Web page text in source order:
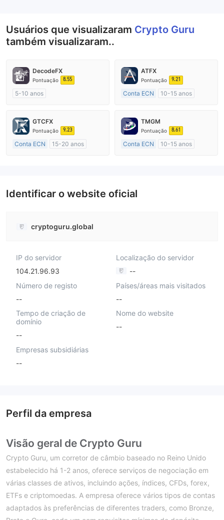
Usuários que visualizaram Crypto Guru
também visualizaram..
DecodeFX
Pontuação 8.55
5-10 anos
Market Marketing (MM)
Etiqueta principal MT4
ATFX
Pontuação 9.21
Conta ECN
10-15 anos
Market Marketing (MM)
Etiqueta principal MT4
GTCFX
Pontuação 9.23
Conta ECN
15-20 anos
TMGM
Pontuação 8.61
Conta ECN
10-15 anos
Identificar o website oficial
cryptoguru.global
IP do servidor
104.21.96.93
Localização do servidor
--
Número de registo
--
Países/áreas mais visitados
--
Tempo de criação de
domínio
--
Nome do website
--
Empresas subsidiárias
--
Perfil da empresa
Visão geral de Crypto Guru
Crypto Guru, um corretor de câmbio baseado no Reino Unido
estabelecido há 1-2 anos, oferece serviços de negociação em
várias classes de ativos, incluindo ações, índices, CFDs, forex,
ETFs e criptomoedas. A empresa oferece vários tipos de contas
adaptados às preferências de diferentes traders, como Bronze,